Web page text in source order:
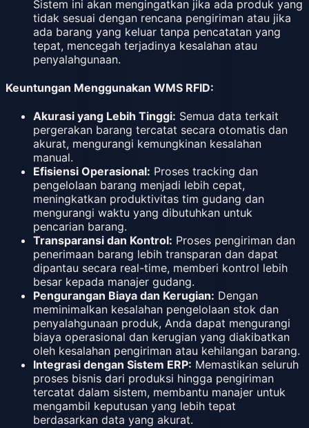
Sistem ini akan mengingatkan jika ada produk yang
tidak sesuai dengan rencana pengiriman atau jika
ada barang yang keluar tanpa pencatatan yang
tepat, mencegah terjadinya kesalahan atau
penyalahgunaan.
Keuntungan Menggunakan WMS RFID:
Akurasi yang Lebih Tinggi: Semua data terkait
pergerakan barang tercatat secara otomatis dan
akurat, mengurangi kemungkinan kesalahan
manual.
Efisiensi Operasional: Proses tracking dan
pengelolaan barang menjadi lebih cepat,
meningkatkan produktivitas tim gudang dan
mengurangi waktu yang dibutuhkan untuk
pencarian barang.
Transparansi dan Kontrol: Proses pengiriman dan
penerimaan barang lebih transparan dan dapat
dipantau secara real-time, memberi kontrol lebih
besar kepada manajer gudang.
Pengurangan Biaya dan Kerugian: Dengan
meminimalkan kesalahan pengelolaan stok dan
penyalahgunaan produk, Anda dapat mengurangi
biaya operasional dan kerugian yang diakibatkan
oleh kesalahan pengiriman atau kehilangan barang.
Integrasi dengan Sistem ERP: Memastikan seluruh
proses bisnis dari produksi hingga pengiriman
tercatat dalam sistem, membantu manajer untuk
mengambil keputusan yang lebih tepat
berdasarkan data yang akurat.